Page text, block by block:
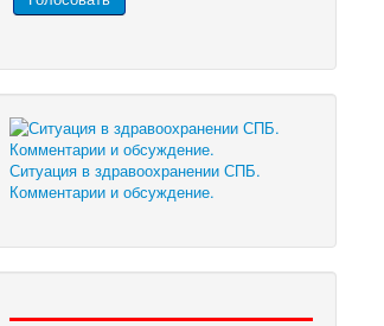
Ситуация в здравоохранении СПБ.
Комментарии и обсуждение.